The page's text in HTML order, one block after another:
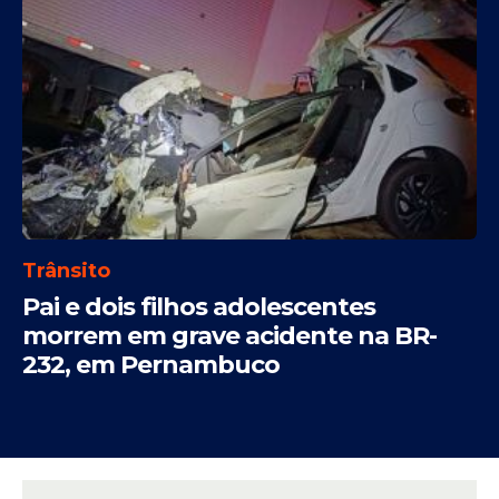
Trânsito
Pai e dois filhos adolescentes
morrem em grave acidente na BR-
232, em Pernambuco